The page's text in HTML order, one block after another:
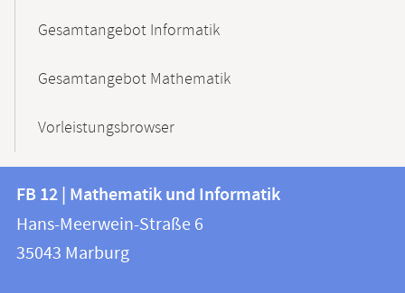
Gesamtangebot Informatik
Gesamtangebot Mathematik
Vorleistungsbrowser
Kontakt
und
Informationen
FB
12
|
FB 12 | Mathematik und Informatik
Hans-Meerwein-Straße 6
35043 Marburg